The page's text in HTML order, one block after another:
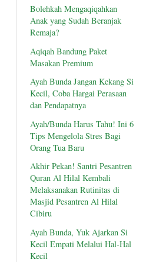
Bolehkah Mengaqiqahkan
Anak yang Sudah Beranjak
Remaja?
Aqiqah Bandung Paket
Masakan Premium
Ayah Bunda Jangan Kekang Si
Kecil, Coba Hargai Perasaan
dan Pendapatnya
Ayah/Bunda Harus Tahu! Ini 6
Tips Mengelola Stres Bagi
Orang Tua Baru
Akhir Pekan! Santri Pesantren
Quran Al Hilal Kembali
Melaksanakan Rutinitas di
Masjid Pesantren Al Hilal
Cibiru
Ayah Bunda, Yuk Ajarkan Si
Kecil Empati Melalui Hal-Hal
Kecil